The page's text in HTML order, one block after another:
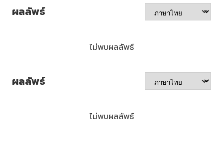
ผลลัพธ์
ไม่พบผลลัพธ์
ผลลัพธ์
ไม่พบผลลัพธ์